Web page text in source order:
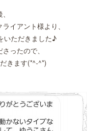
イアント様より、
いただきました♪
ったので、
きます(*^-^*)